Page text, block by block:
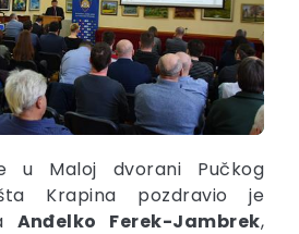
u Maloj dvorani Pučkog
Krapina pozdravio je
Anđelko Ferek-Jambrek,